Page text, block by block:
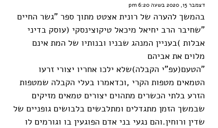
דצמבר 15, 2020 בשעה 6:20 pm
בהמשך להערה של רונית אצטט מתוך ספר "גשר החיים
"שחיבר הרב יחיאל מיכאל טיקוצינסקי (עוסק בדיני
אבלות )בעניין המנהג שבניו ובנותיו של המת אינם
מלוים את אביהם
"הטעם(עפ"י הקבלה)שלא ילכו אחריו יצורי זרעו
הטמאים מטפות הקרי ,וכדאמרו בעלי הקבלה שמטפות
הזרע בלתי הכשרים מתהוים יצורים טמאים מזיקים
שבמשך הזמן מתגדלים ומתלבשים בלבושים גופניים של
שדין ורוחין.והם נגעי בני אדם הפוגעין בו וגורמים לו